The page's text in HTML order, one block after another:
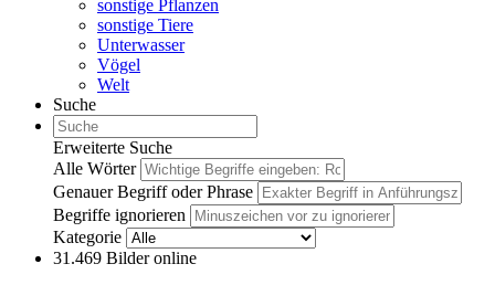
sonstige Pflanzen
sonstige Tiere
Unterwasser
Vögel
Welt
Suche
Erweiterte Suche
Alle Wörter
Genauer Begriff oder Phrase
Begriffe ignorieren
Kategorie
31.469 Bilder online